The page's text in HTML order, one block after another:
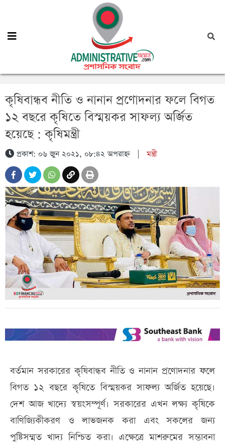
কৃষিবান্ধব নীতি ও নানান প্রণোদনার ফলে বিগত
১২ বছরে কৃষিতে বিস্ময়কর সাফল্য অর্জিত
হয়েছে : কৃষিমন্ত্রী
প্রকাশ: ০৬ জুন ২০২১, ০৮:৪২ অপরাহ্ন|মন্ত্রী
বর্তমান সরকারের কৃষিবান্ধব নীতি ও নানান প্রণোদনার ফলে
বিগত ১২ বছরে কৃষিতে বিস্ময়কর সাফল্য অর্জিত হয়েছে।
দেশ আজ খাদ্যে স্বয়ংসম্পূর্ণ। সরকারের এখন লক্ষ্য কৃষিকে
বাণিজ্যিকীকরণ ও লাভজনক করা এবং সকলের জন্য
পুষ্টিসম্মত খাদ্য নিশ্চিত করা। এক্ষেত্রে মাশরুমের সম্ভাবনা